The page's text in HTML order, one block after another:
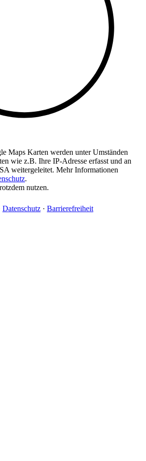
Maps Karten werden unter Umständen
wie z.B. Ihre IP-Adresse erfasst und an
weitergeleitet. Mehr Informationen
.
nutzen.
Datenschutz · Barrierefreiheit